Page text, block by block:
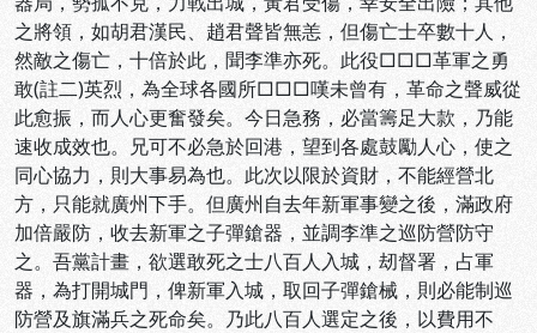
之將領，如胡君漢民、趙君聲皆無恙，但傷亡士卒數十人，
然敵之傷亡，十倍於此，聞李準亦死。此役□□□革軍之勇
敢(註二)英烈，為全球各國所□□□嘆未曾有，革命之聲威從
此愈振，而人心更奮發矣。今日急務，必當籌足大款，乃能
速收成效也。兄可不必急於回港，望到各處鼓勵人心，使之
同心協力，則大事易為也。此次以限於資財，不能經營北
方，只能就廣州下手。但廣州自去年新軍事變之後，滿政府
加倍嚴防，收去新軍之子彈鎗器，並調李準之巡防營防守
之。吾黨計畫，欲選敢死之士八百人入城，刼督署，占軍
器，為打開城門，俾新軍入城，取回子彈鎗械，則必能制巡
防營及旗滿兵之死命矣。乃此八百人選定之後，以費用不